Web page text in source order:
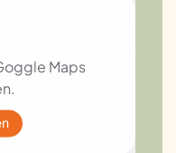
Maps